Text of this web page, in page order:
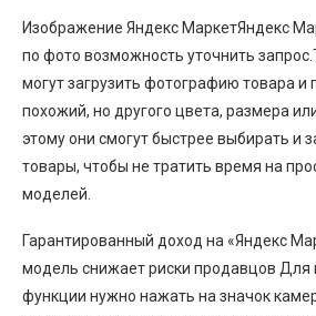
Изображение Яндекс МаркетЯндекс
по фото возможность уточнить
могут загрузить фотографию товара и
похожий, но другого цвета, размера
этому они смогут быстрее выбирать и
товары, чтобы не тратить время на
моделей.
Гарантированный доход на «Яндекс
модель снижает риски продавцов Для
функции нужно нажать на значок